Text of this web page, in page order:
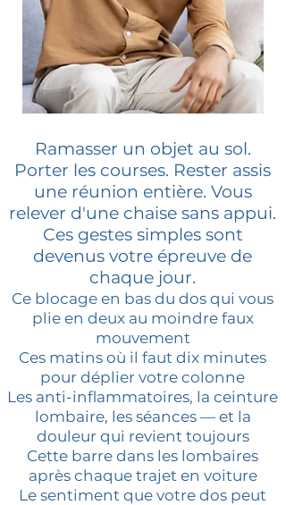
Ramasser un objet au sol.
Porter les courses. Rester assis
une réunion entière. Vous
relever d'une chaise sans appui.
Ces gestes simples sont
devenus votre épreuve de
chaque jour.​
Ce blocage en bas du dos qui vous
plie en deux au moindre faux
mouvement
Ces matins où il faut dix minutes
pour déplier votre colonne
Les anti-inflammatoires, la ceinture
lombaire, les séances — et la
douleur qui revient toujours
Cette barre dans les lombaires
après chaque trajet en voiture
Le sentiment que votre dos peut